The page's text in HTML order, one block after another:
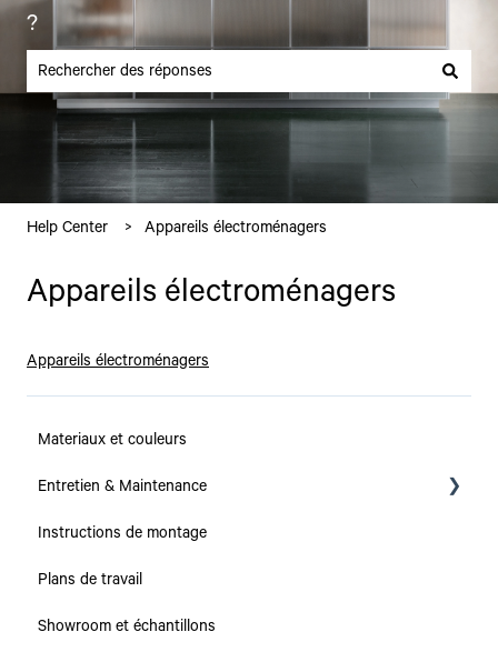
?
Il n'y a aucune suggestion car le champ de recherche est vide.
Help Center Appareils électroménagers
Appareils électroménagers
Appareils électroménagers
Materiaux et couleurs
Entretien & Maintenance
Collections
Plans de travail
Caissons & Tiroirs
Instructions de montage
Plans de travail
Showroom et échantillons